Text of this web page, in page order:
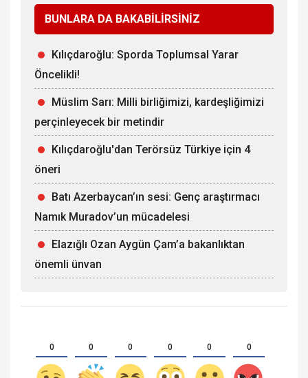
BUNLARA DA BAKABİLİRSİNİZ
Kılıçdaroğlu: Sporda Toplumsal Yarar
Öncelikli!
Müslim Sarı: Milli birliğimizi, kardeşliğimizi
perçinleyecek bir metindir
Kılıçdaroğlu'dan Terörsüz Türkiye için 4
öneri
Batı Azerbaycan’ın sesi: Genç araştırmacı
Namık Muradov’un mücadelesi
Elazığlı Ozan Aygün Çam’a bakanlıktan
önemli ünvan
0 0 0 0 0 0